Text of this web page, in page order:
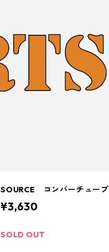
SOURCE コンバーチューブ
¥3,630
SOLD OUT